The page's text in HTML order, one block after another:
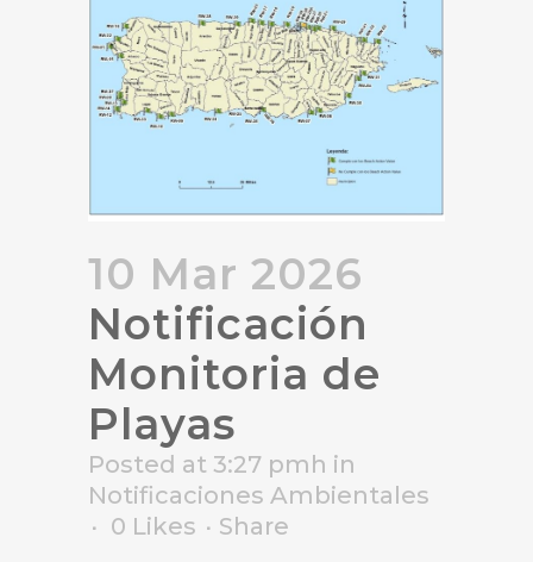
10 Mar 2026
Notificación
Monitoria de
Playas
Posted at 3:27 pmh in
Notificaciones Ambientales
0 Likes
Share